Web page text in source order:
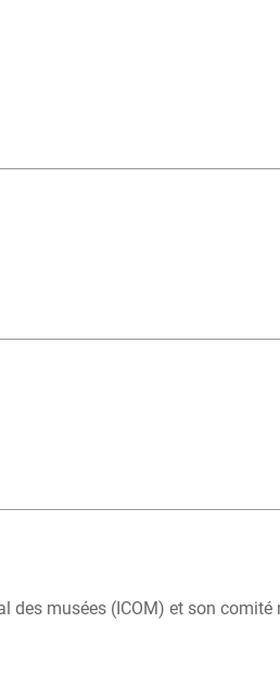
des musées (ICOM) et son